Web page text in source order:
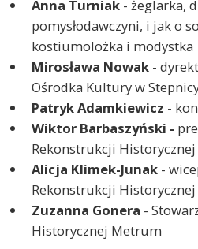
Anna Turniak- żeglarka,
pomysłodawczyni, i jak o
kostiumolożka i modystka
Mirosława Nowak-
Ośrodka Kultury w
Patryk Adamkiewicz -
Wiktor Barbaszyński -
Rekonstrukcji
Alicja Klimek-Junak-
Rekonstrukcji
Zuzanna Gonera -
Historycznej Metrum